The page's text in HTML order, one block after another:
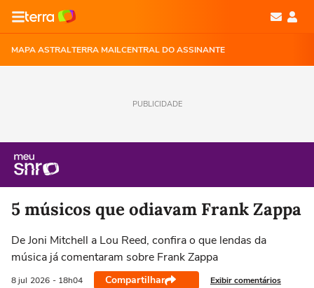
MAPA ASTRALTERRA MAILCENTRAL DO ASSINANTE
PUBLICIDADE
5 músicos que odiavam Frank Zappa
De Joni Mitchell a Lou Reed, confira o que lendas da
música já comentaram sobre Frank Zappa
8 jul 2026 - 18h04 Compartilhar Exibir comentários